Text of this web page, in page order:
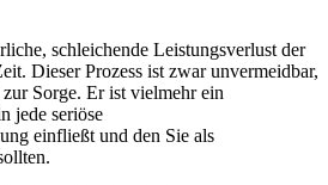
schleichende Leistungsverlust der
Dieser Prozess ist zwar unvermeidbar,
Sorge. Er ist vielmehr ein
jede seriöse
einfließt und den Sie als